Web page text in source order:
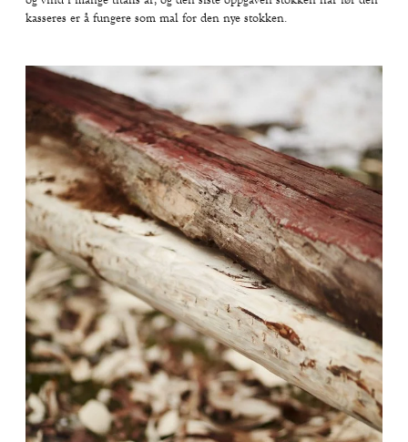
kasseres er å fungere som mal for den nye stokken.